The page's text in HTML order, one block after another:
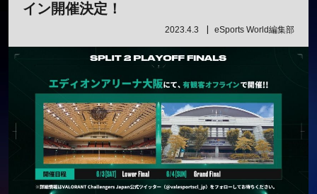
イン開催決定！
2023.4.3 eSports World編集部